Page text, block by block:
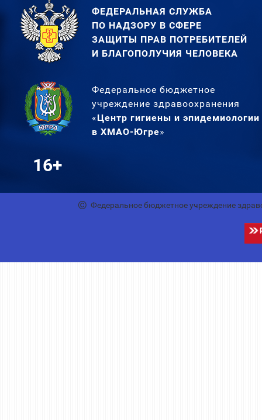
ФЕДЕРАЛЬНАЯ СЛУЖБА
ПО НАДЗОРУ В СФЕРЕ
ЗАЩИТЫ ПРАВ ПОТРЕБИТЕЛЕЙ
И БЛАГОПОЛУЧИЯ ЧЕЛОВЕКА
Федеральное бюджетное
учреждение здравоохранения
«Центр гигиены и эпидемиологии
в ХМАО-Югре»
16+
Федеральное бюджетное учреждение